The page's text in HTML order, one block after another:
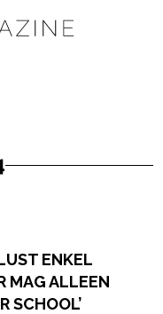
ENKEL
MAG ALLEEN
SCHOOL’